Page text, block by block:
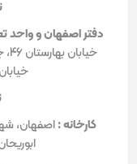
دفتر اصفهان و واحد
کارخانه :اصفهان،
ابوریحان، سوله